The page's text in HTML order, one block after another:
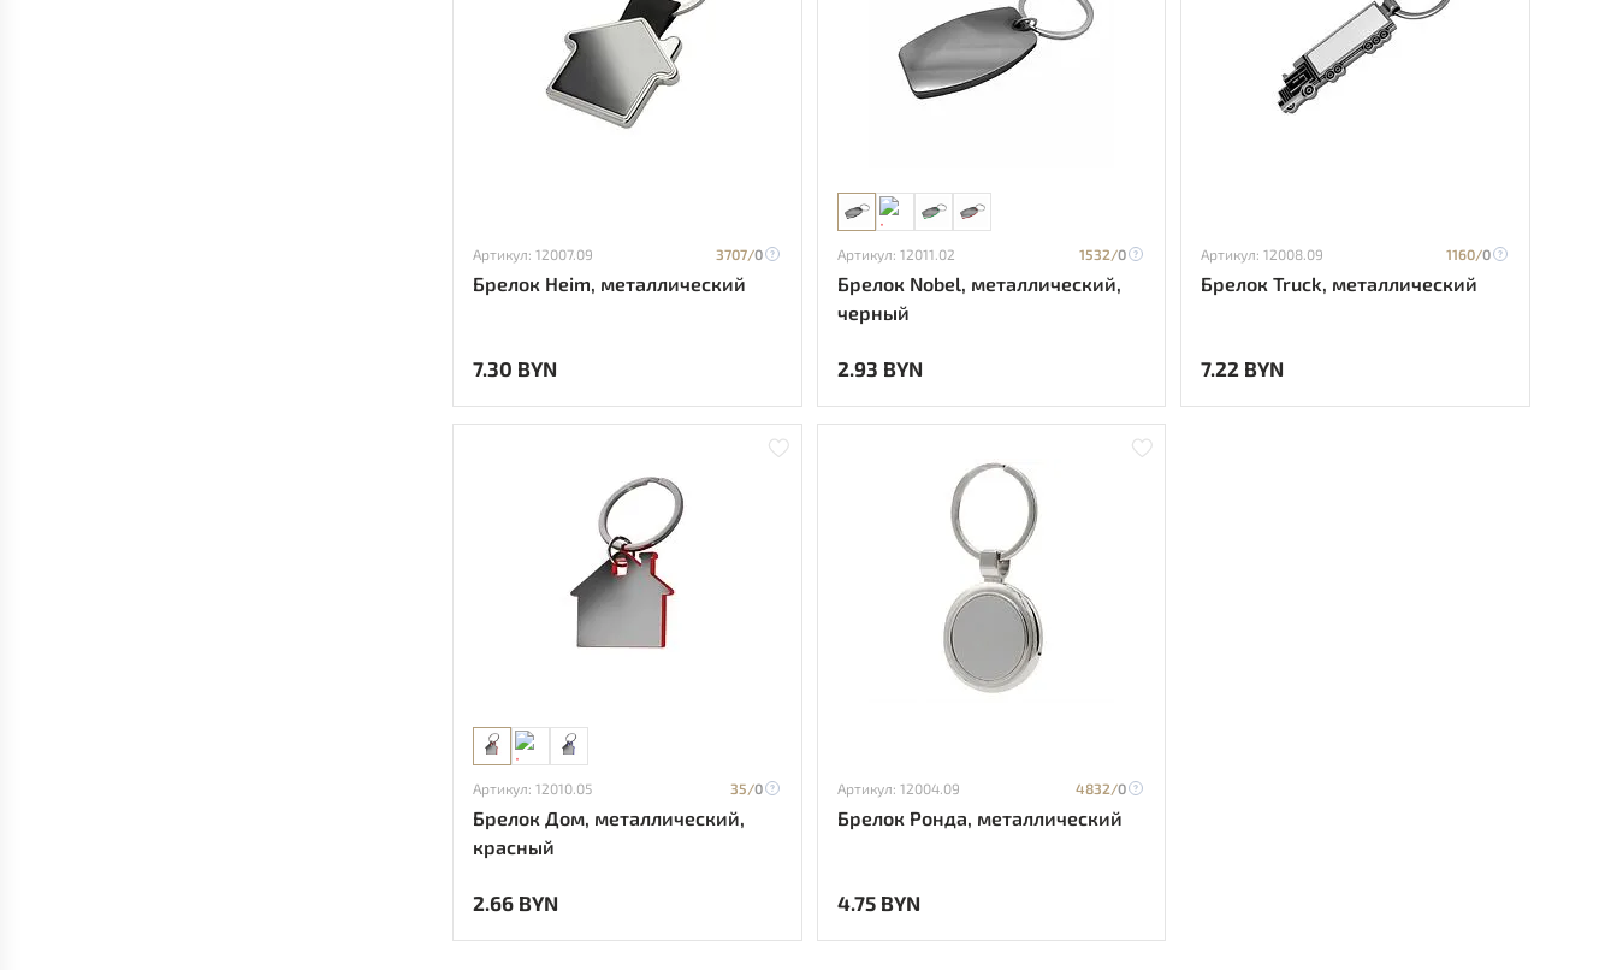
Артикул: 12007.09 3707/0
Брелок Heim, металлический
7.30 BYN
Артикул: 12011.02 1532/0
Брелок Nobel, металлический,
черный
2.93 BYN
Артикул: 12008.09 1160/0
Брелок Truck, металлический
7.22 BYN
Артикул: 12010.05 35/0
Брелок Дом, металлический,
красный
2.66 BYN
Артикул: 12004.09 4832/0
Брелок Ронда, металлический
4.75 BYN